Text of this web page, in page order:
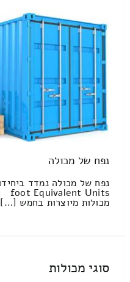
נפח של מכולה
foot Equivalent Units
מכולות מיוצרות בחמש […]
סוגי מכולות